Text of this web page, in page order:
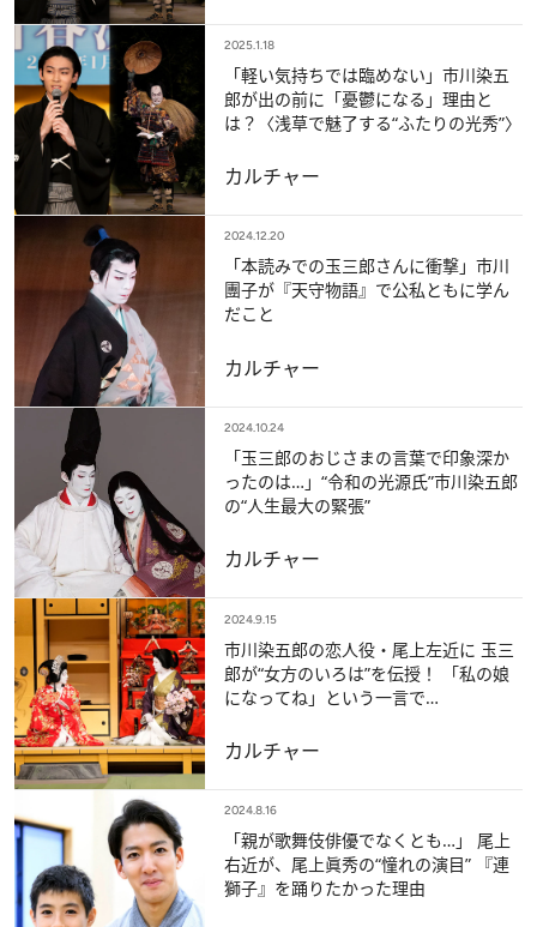
2025.1.18
「軽い気持ちでは臨めない」市川染五
郎が出の前に「憂鬱になる」理由と
は？〈浅草で魅了する“ふたりの光秀”〉
カルチャー
2024.12.20
「本読みでの玉三郎さんに衝撃」市川
團子が『天守物語』で公私ともに学ん
だこと
カルチャー
2024.10.24
「玉三郎のおじさまの言葉で印象深か
ったのは…」“令和の光源氏”市川染五郎
の“人生最大の緊張”
カルチャー
2024.9.15
市川染五郎の恋人役・尾上左近に 玉三
郎が“女方のいろは”を伝授！ 「私の娘
になってね」という一言で…
カルチャー
2024.8.16
「親が歌舞伎俳優でなくとも…」 尾上
右近が、尾上眞秀の“憧れの演目” 『連
獅子』を踊りたかった理由